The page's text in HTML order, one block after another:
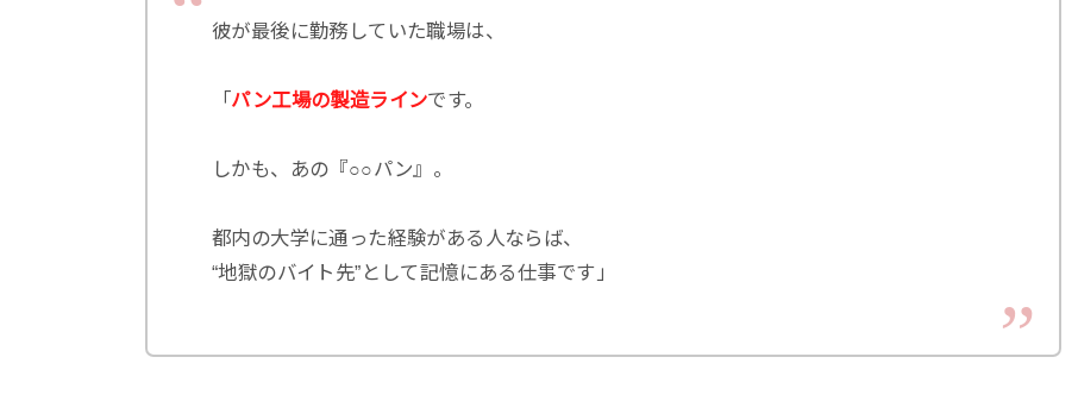
彼が最後に勤務していた職場は、
「 パン工場の製造ラインです。
しかも、あの『○○パン』。
都内の大学に通った経験がある人ならば、
“地獄のバイト先”として記憶にある仕事です」